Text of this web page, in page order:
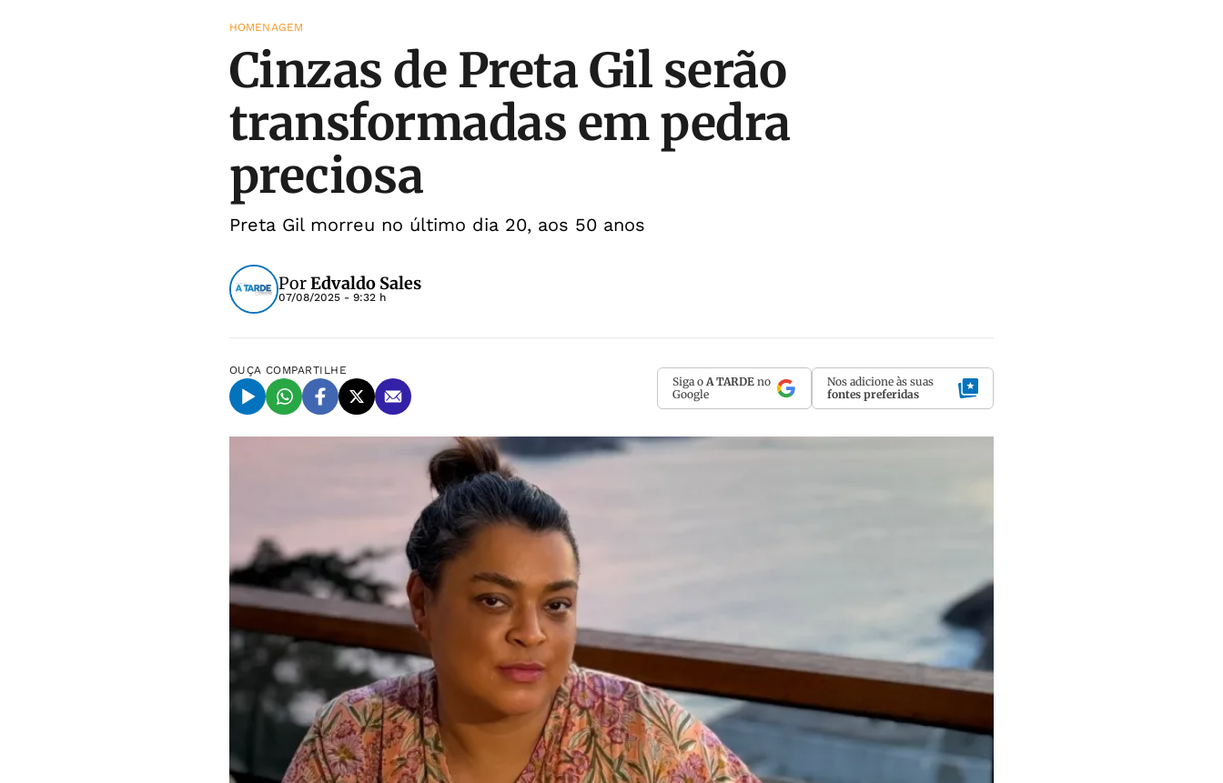
HOMENAGEM
Cinzas de Preta Gil serão
transformadas em pedra
preciosa
Preta Gil morreu no último dia 20, aos 50 anos
PorEdvaldo Sales
07/08/2025 - 9:32 h
OUÇA COMPARTILHE
Siga o A TARDE no
Google
Nos adicione às suas
fontes preferidas